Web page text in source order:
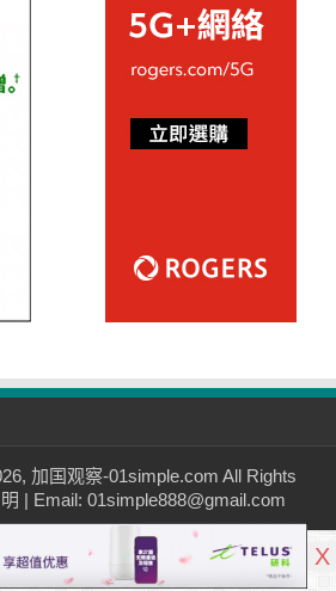
加国观察-01simple.com All Rights
| Email: 01simple888@gmail.com
X